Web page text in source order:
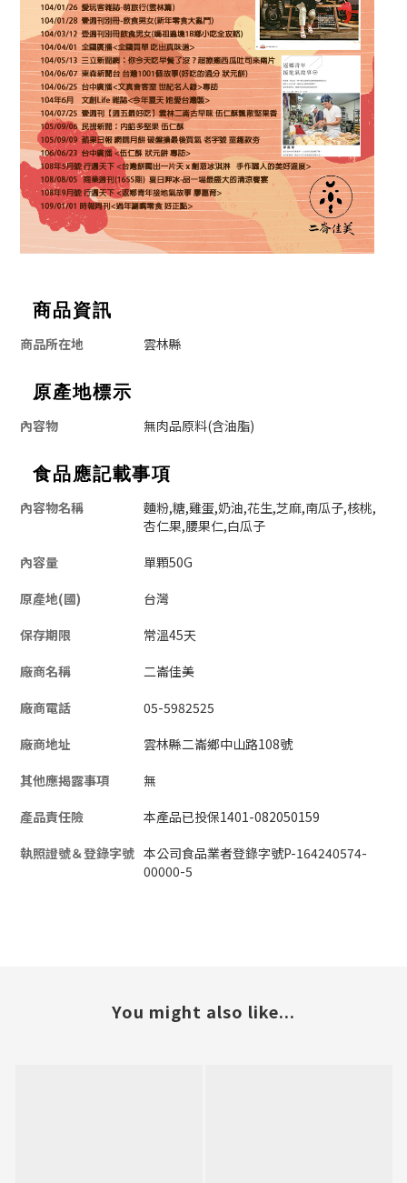
商品資訊
商品所在地 雲林縣
原產地標示
內容物 無肉品原料(含油脂)
食品應記載事項
內容物名稱
麵粉,糖,雞蛋,奶油,花生,芝麻,南瓜子,核桃,
杏仁果,腰果仁,白瓜子
內容量
單顆50G
原產地(國)
台灣
保存期限
常溫45天
廠商名稱
二崙佳美
廠商電話
05-5982525
廠商地址
雲林縣二崙鄉中山路108號
其他應揭露事項
無
產品責任險
本產品已投保1401-082050159
執照證號＆登錄字號 本公司食品業者登錄字號P-164240574-
00000-5
You might also like...